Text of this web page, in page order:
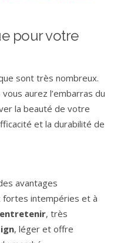
pour votre
sont très nombreux.
aurez l’embarras du
la beauté de votre
et la durabilité de
avantages
fortes intempéries et à
, très
, léger et offre